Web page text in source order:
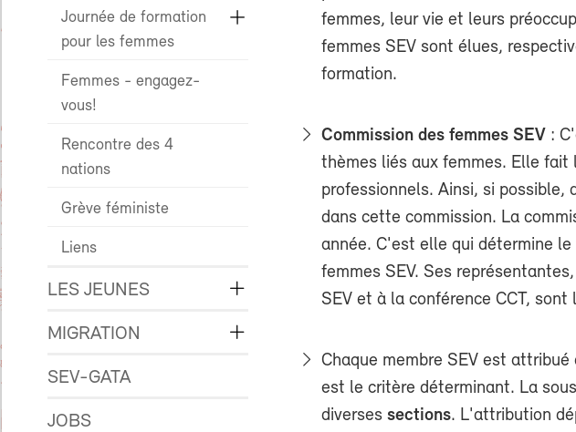
Journée de formation
pour les femmes
Femmes - engagez-
vous!
Rencontre des 4
nations
Grève féministe
Liens
LES JEUNES
MIGRATION
SEV-GATA
JOBS
femmes, leur vie et leurs
femmes SEV sont élues,
formation.
Commission des femmes SEV :
thèmes liés aux femmes. Elle fait
professionnels. Ainsi, si
dans cette commission. La
année. C'est elle qui détermine
femmes SEV. Ses
SEV et à la conférence CCT,
Chaque membre SEV est attribué
est le critère déterminant. La
diverses sections. L'attribution